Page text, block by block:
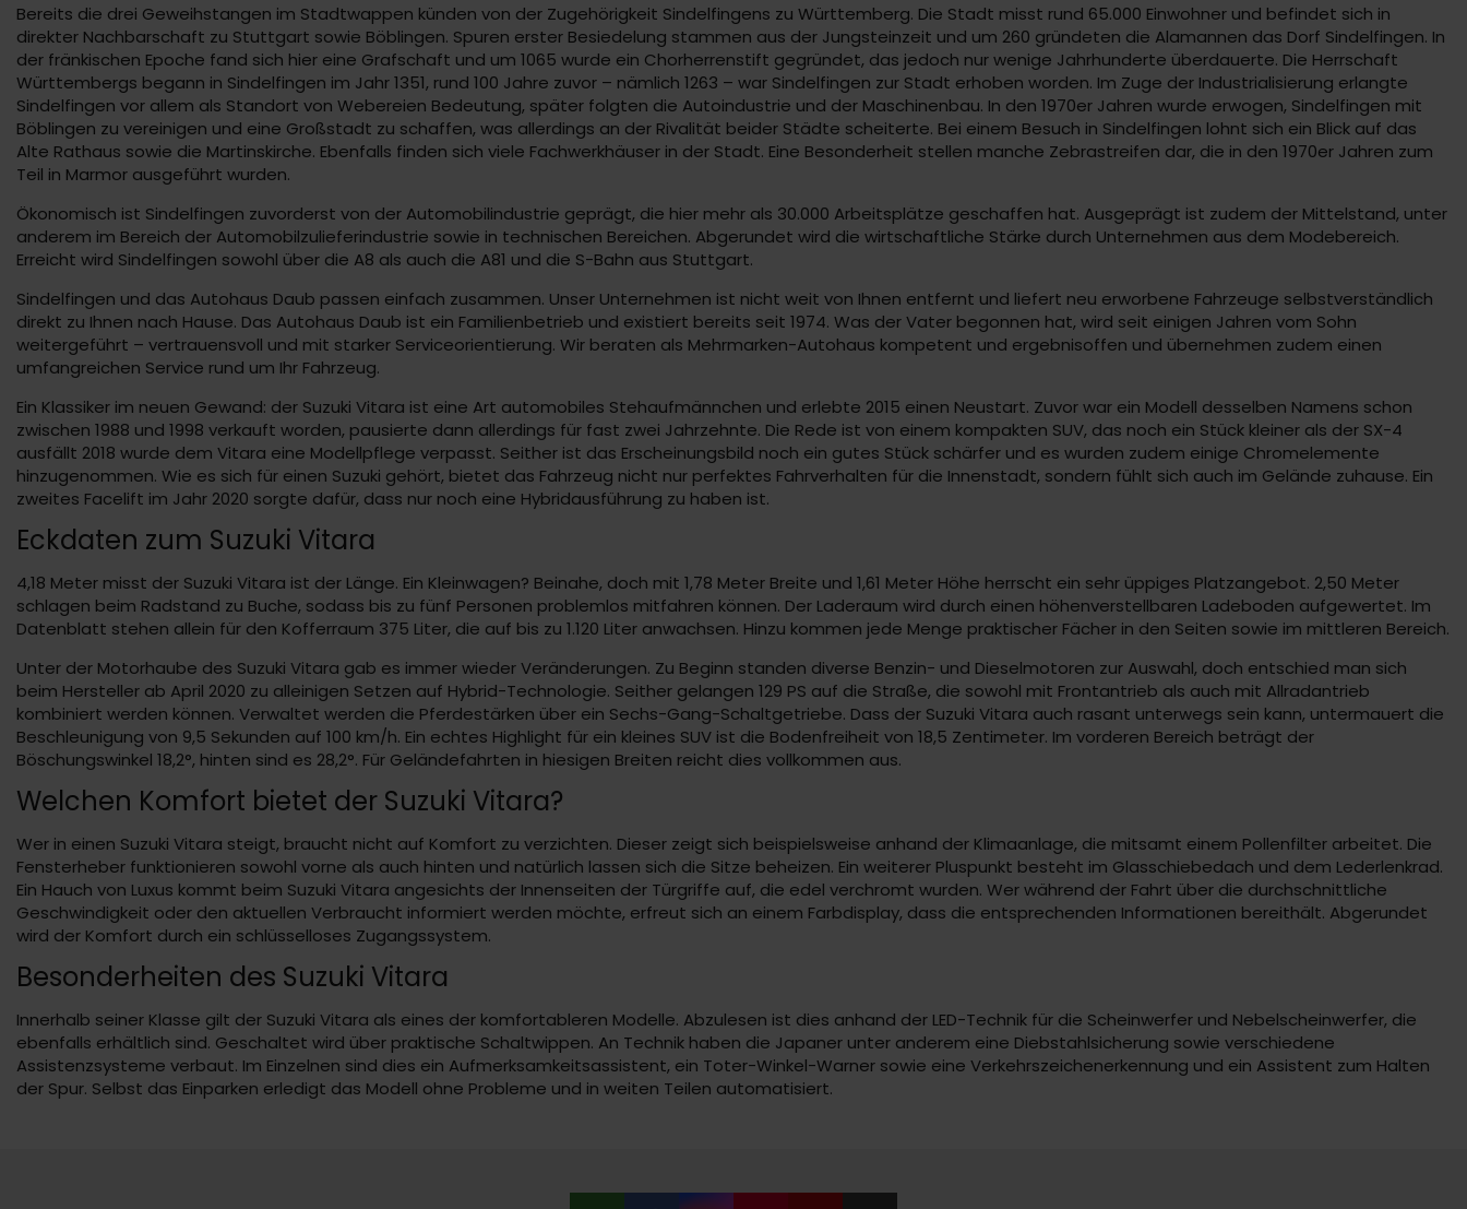
Bereits die drei Geweihstangen im Stadtwappen künden von der Zugehörigkeit Sindelfingens zu Württemberg. Die Stadt misst rund 65.000 Einwohner und befindet sich in
direkter Nachbarschaft zu Stuttgart sowie Böblingen. Spuren erster Besiedelung stammen aus der Jungsteinzeit und um 260 gründeten die Alamannen das Dorf Sindelfingen. In
der fränkischen Epoche fand sich hier eine Grafschaft und um 1065 wurde ein Chorherrenstift gegründet, das jedoch nur wenige Jahrhunderte überdauerte. Die Herrschaft
Württembergs begann in Sindelfingen im Jahr 1351, rund 100 Jahre zuvor – nämlich 1263 – war Sindelfingen zur Stadt erhoben worden. Im Zuge der Industrialisierung erlangte
Sindelfingen vor allem als Standort von Webereien Bedeutung, später folgten die Autoindustrie und der Maschinenbau. In den 1970er Jahren wurde erwogen, Sindelfingen mit
Böblingen zu vereinigen und eine Großstadt zu schaffen, was allerdings an der Rivalität beider Städte scheiterte. Bei einem Besuch in Sindelfingen lohnt sich ein Blick auf das
Alte Rathaus sowie die Martinskirche. Ebenfalls finden sich viele Fachwerkhäuser in der Stadt. Eine Besonderheit stellen manche Zebrastreifen dar, die in den 1970er Jahren zum
Teil in Marmor ausgeführt wurden.
Ökonomisch ist Sindelfingen zuvorderst von der Automobilindustrie geprägt, die hier mehr als 30.000 Arbeitsplätze geschaffen hat. Ausgeprägt ist zudem der Mittelstand, unter
anderem im Bereich der Automobilzulieferindustrie sowie in technischen Bereichen. Abgerundet wird die wirtschaftliche Stärke durch Unternehmen aus dem Modebereich.
Erreicht wird Sindelfingen sowohl über die A8 als auch die A81 und die S-Bahn aus Stuttgart.
Sindelfingen und das Autohaus Daub passen einfach zusammen. Unser Unternehmen ist nicht weit von Ihnen entfernt und liefert neu erworbene Fahrzeuge selbstverständlich
direkt zu Ihnen nach Hause. Das Autohaus Daub ist ein Familienbetrieb und existiert bereits seit 1974. Was der Vater begonnen hat, wird seit einigen Jahren vom Sohn
weitergeführt – vertrauensvoll und mit starker Serviceorientierung. Wir beraten als Mehrmarken-Autohaus kompetent und ergebnisoffen und übernehmen zudem einen
umfangreichen Service rund um Ihr Fahrzeug.
Ein Klassiker im neuen Gewand: der Suzuki Vitara ist eine Art automobiles Stehaufmännchen und erlebte 2015 einen Neustart. Zuvor war ein Modell desselben Namens schon
zwischen 1988 und 1998 verkauft worden, pausierte dann allerdings für fast zwei Jahrzehnte. Die Rede ist von einem kompakten SUV, das noch ein Stück kleiner als der SX-4
ausfällt 2018 wurde dem Vitara eine Modellpflege verpasst. Seither ist das Erscheinungsbild noch ein gutes Stück schärfer und es wurden zudem einige Chromelemente
hinzugenommen. Wie es sich für einen Suzuki gehört, bietet das Fahrzeug nicht nur perfektes Fahrverhalten für die Innenstadt, sondern fühlt sich auch im Gelände zuhause. Ein
zweites Facelift im Jahr 2020 sorgte dafür, dass nur noch eine Hybridausführung zu haben ist.
Eckdaten zum Suzuki Vitara
4,18 Meter misst der Suzuki Vitara ist der Länge. Ein Kleinwagen? Beinahe, doch mit 1,78 Meter Breite und 1,61 Meter Höhe herrscht ein sehr üppiges Platzangebot. 2,50 Meter
schlagen beim Radstand zu Buche, sodass bis zu fünf Personen problemlos mitfahren können. Der Laderaum wird durch einen höhenverstellbaren Ladeboden aufgewertet. Im
Datenblatt stehen allein für den Kofferraum 375 Liter, die auf bis zu 1.120 Liter anwachsen. Hinzu kommen jede Menge praktischer Fächer in den Seiten sowie im mittleren Bereich.
Unter der Motorhaube des Suzuki Vitara gab es immer wieder Veränderungen. Zu Beginn standen diverse Benzin- und Dieselmotoren zur Auswahl, doch entschied man sich
beim Hersteller ab April 2020 zu alleinigen Setzen auf Hybrid-Technologie. Seither gelangen 129 PS auf die Straße, die sowohl mit Frontantrieb als auch mit Allradantrieb
kombiniert werden können. Verwaltet werden die Pferdestärken über ein Sechs-Gang-Schaltgetriebe. Dass der Suzuki Vitara auch rasant unterwegs sein kann, untermauert die
Beschleunigung von 9,5 Sekunden auf 100 km/h. Ein echtes Highlight für ein kleines SUV ist die Bodenfreiheit von 18,5 Zentimeter. Im vorderen Bereich beträgt der
Böschungswinkel 18,2°, hinten sind es 28,2°. Für Geländefahrten in hiesigen Breiten reicht dies vollkommen aus.
Welchen Komfort bietet der Suzuki Vitara?
Wer in einen Suzuki Vitara steigt, braucht nicht auf Komfort zu verzichten. Dieser zeigt sich beispielsweise anhand der Klimaanlage, die mitsamt einem Pollenfilter arbeitet. Die
Fensterheber funktionieren sowohl vorne als auch hinten und natürlich lassen sich die Sitze beheizen. Ein weiterer Pluspunkt besteht im Glasschiebedach und dem Lederlenkrad.
Ein Hauch von Luxus kommt beim Suzuki Vitara angesichts der Innenseiten der Türgriffe auf, die edel verchromt wurden. Wer während der Fahrt über die durchschnittliche
Geschwindigkeit oder den aktuellen Verbraucht informiert werden möchte, erfreut sich an einem Farbdisplay, dass die entsprechenden Informationen bereithält. Abgerundet
wird der Komfort durch ein schlüsselloses Zugangssystem.
Besonderheiten des Suzuki Vitara
Innerhalb seiner Klasse gilt der Suzuki Vitara als eines der komfortableren Modelle. Abzulesen ist dies anhand der LED-Technik für die Scheinwerfer und Nebelscheinwerfer, die
ebenfalls erhältlich sind. Geschaltet wird über praktische Schaltwippen. An Technik haben die Japaner unter anderem eine Diebstahlsicherung sowie verschiedene
Assistenzsysteme verbaut. Im Einzelnen sind dies ein Aufmerksamkeitsassistent, ein Toter-Winkel-Warner sowie eine Verkehrszeichenerkennung und ein Assistent zum Halten
der Spur. Selbst das Einparken erledigt das Modell ohne Probleme und in weiten Teilen automatisiert.